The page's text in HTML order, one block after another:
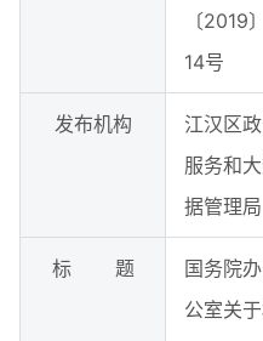
〔2019〕
14号
发布机构
江汉区
服务和
据管理局
标 题
国务院
公室关